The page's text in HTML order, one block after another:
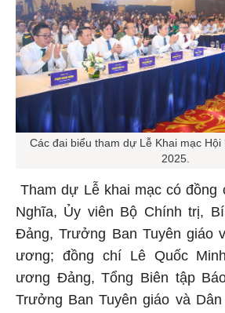
Các đai biểu tham dự Lễ Khai mạc Hội
2025.
Tham dự Lễ khai mạc có đồng
Nghĩa, Ủy viên Bộ Chính trị,
Đảng, Trưởng Ban Tuyên giáo
ương; đồng chí Lê Quốc
ương Đảng, Tổng Biên tập
Trưởng Ban Tuyên giáo và